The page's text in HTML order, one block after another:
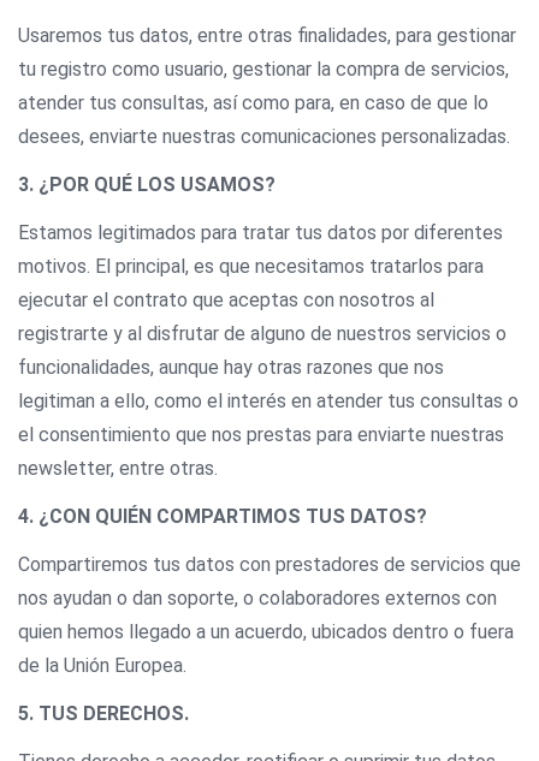
Usaremos tus datos, entre otras finalidades, para gestionar
tu registro como usuario, gestionar la compra de servicios,
atender tus consultas, así como para, en caso de que lo
desees, enviarte nuestras comunicaciones personalizadas.
3. ¿POR QUÉ LOS USAMOS?
Estamos legitimados para tratar tus datos por diferentes
motivos. El principal, es que necesitamos tratarlos para
ejecutar el contrato que aceptas con nosotros al
registrarte y al disfrutar de alguno de nuestros servicios o
funcionalidades, aunque hay otras razones que nos
legitiman a ello, como el interés en atender tus consultas o
el consentimiento que nos prestas para enviarte nuestras
newsletter, entre otras.
4. ¿CON QUIÉN COMPARTIMOS TUS DATOS?
Compartiremos tus datos con prestadores de servicios que
nos ayudan o dan soporte, o colaboradores externos con
quien hemos llegado a un acuerdo, ubicados dentro o fuera
de la Unión Europea.
5. TUS DERECHOS.